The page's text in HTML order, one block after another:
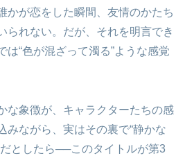
かが恋をした瞬間、友情のかたち
られない。だが、それを明言でき
は“色が混ざって濁る”ような感覚
な象徴が、キャラクターたちの感
みながら、実はその裏で“静かな
としたら──このタイトルが第3